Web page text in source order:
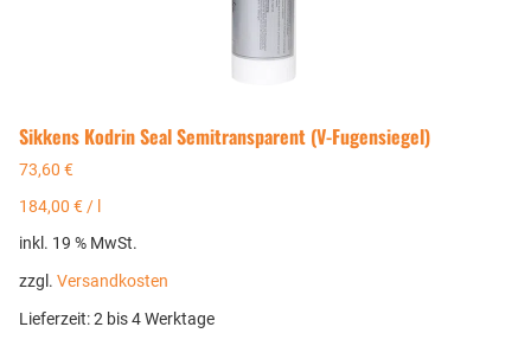
Sikkens Kodrin Seal Semitransparent (V-Fugensiegel)
73,60 €
184,00 € /
inkl. 19 % MwSt.
zzgl. Versandkosten
Lieferzeit:2 bis 4 Werktage